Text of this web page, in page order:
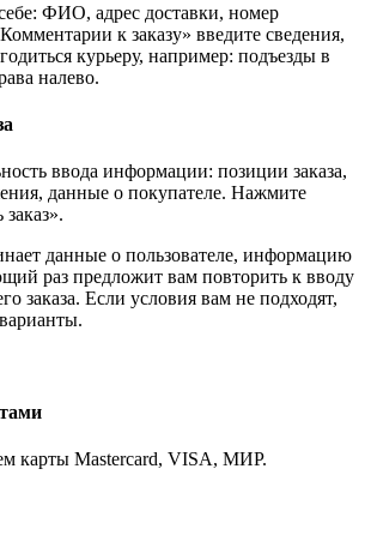
ФИО, адрес доставки, номер
к заказу» введите сведения,
курьеру, например: подъезды в
налево.
ввода информации: позиции заказа,
данные о покупателе. Нажмите
данные о пользователе, информацию
раз предложит вам повторить к вводу
заказа. Если условия вам не подходят,
карты Mastercard, VISA, МИР.